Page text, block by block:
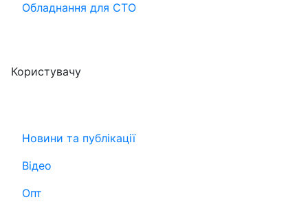
Обладнання для СТО
Користувачу
Новини та публікації
Відео
Опт